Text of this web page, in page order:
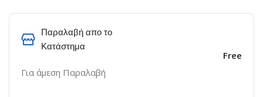
Παραλαβή απο το
Κατάστημα
Για άμεση Παραλαβή
Free